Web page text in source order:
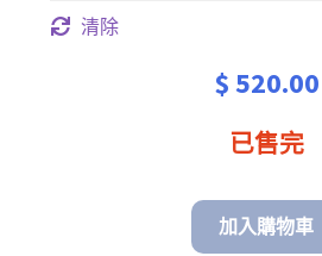
清除
$520.00
已售完
加入購物車